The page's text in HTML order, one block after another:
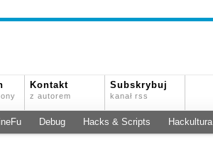
Kontakt
z autorem
Subskrybuj
kanał rss
Debug Hacks & Scripts Hackultura